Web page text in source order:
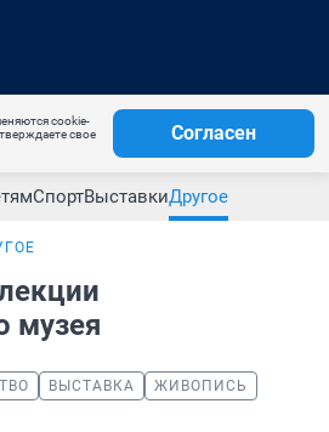
cookie-
свое
Согласен
СпортВыставкиДругое
музея
ВЫСТАВКА
ЖИВОПИСЬ